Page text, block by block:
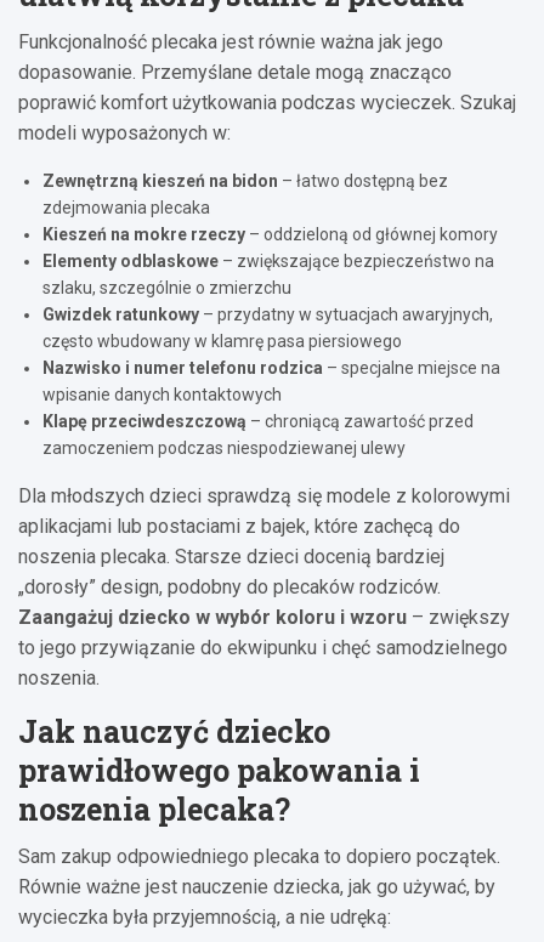
Funkcjonalność plecaka jest równie ważna jak jego
dopasowanie. Przemyślane detale mogą znacząco
poprawić komfort użytkowania podczas wycieczek. Szukaj
modeli wyposażonych w:
Zewnętrzną kieszeń na bidon – łatwo dostępną bez
zdejmowania plecaka
Kieszeń na mokre rzeczy – oddzieloną od głównej komory
Elementy odblaskowe – zwiększające bezpieczeństwo na
szlaku, szczególnie o zmierzchu
Gwizdek ratunkowy – przydatny w sytuacjach awaryjnych,
często wbudowany w klamrę pasa piersiowego
Nazwisko i numer telefonu rodzica – specjalne miejsce na
wpisanie danych kontaktowych
Klapę przeciwdeszczową – chroniącą zawartość przed
zamoczeniem podczas niespodziewanej ulewy
Dla młodszych dzieci sprawdzą się modele z kolorowymi
aplikacjami lub postaciami z bajek, które zachęcą do
noszenia plecaka. Starsze dzieci docenią bardziej
„dorosły” design, podobny do plecaków rodziców.
Zaangażuj dziecko w wybór koloru i wzoru – zwiększy
to jego przywiązanie do ekwipunku i chęć samodzielnego
noszenia.
Jak nauczyć dziecko
prawidłowego pakowania i
noszenia plecaka?
Sam zakup odpowiedniego plecaka to dopiero początek.
Równie ważne jest nauczenie dziecka, jak go używać, by
wycieczka była przyjemnością, a nie udręką: